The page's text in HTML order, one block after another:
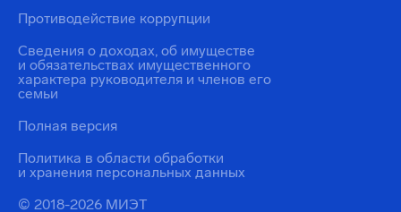
© 2018-2026 МИЭТ
Политика в области обработки
и хранения персональных данных
Противодействие коррупции
Сведения о доходах, об имуществе
и обязательствах имущественного
характера руководителя и членов его
семьи
Полная версия